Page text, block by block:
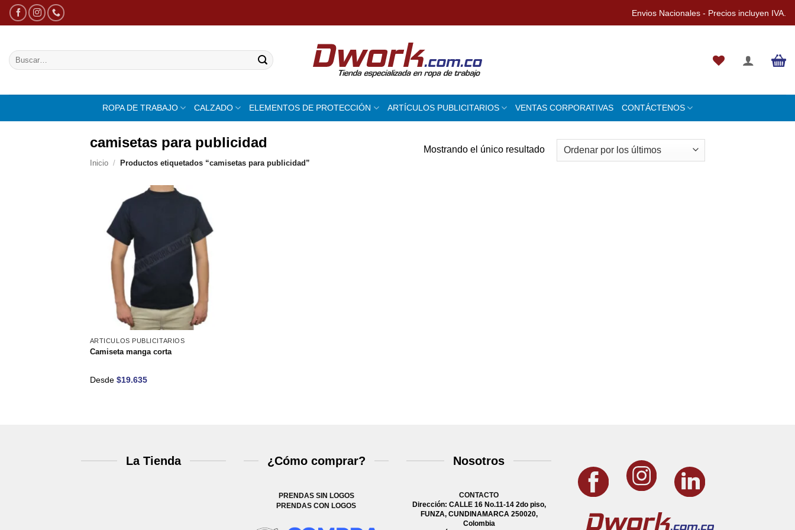
Saltar
Envios Nacionales - Precios incluyen IVA.
Buscar
por:
ROPA DE TRABAJO CALZADO ELEMENTOS DE PROTECCIÓN ARTÍCULOS PUBLICITARIOS VENTAS CORPORATIVAS CONTÁCTENOS
camisetas para publicidad
Inicio / Productos etiquetados “camisetas para publicidad”
Mostrando el único resultado
Añadir
lista de
ARTICULOS PUBLICITARIOS
Camiseta manga corta
Desde $19.635
La Tienda ¿Cómo comprar?
PRENDAS SIN LOGOS
PRENDAS CON LOGOS
Nosotros
CONTACTO
Dirección: CALLE 16 No.11-14 2do piso,
FUNZA, CUNDINAMARCA 250020,
Colombia